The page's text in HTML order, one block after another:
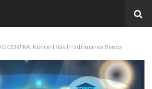
CENTRA: Koncert Vasil Hadžimanov Benda